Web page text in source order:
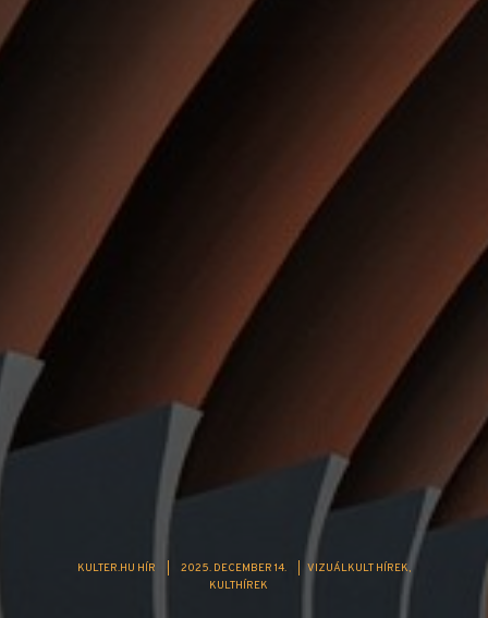
KULTER.HU HÍR 2025. DECEMBER 14.
VIZUÁLKULT HÍREK
KULTHÍREK